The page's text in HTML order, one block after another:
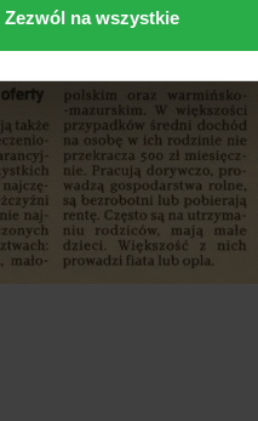
Zezwól na wszystkie